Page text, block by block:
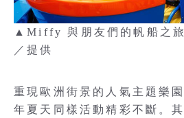
▲Miffy 與朋友們的帆船之
／提供
重現歐洲街景的人氣主題樂
年夏天同樣活動精彩不斷。